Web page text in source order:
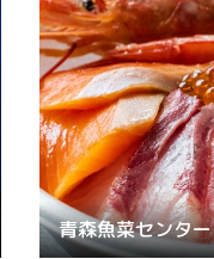
青森魚菜センタ